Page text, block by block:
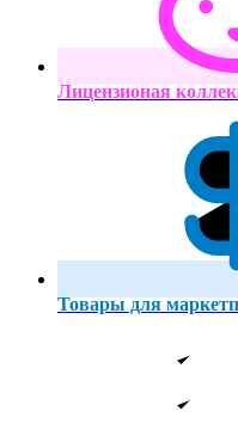
Лицензионая
Товары для